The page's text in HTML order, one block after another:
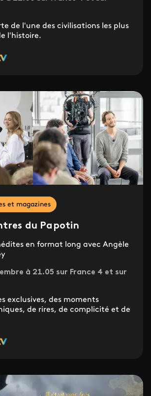
de l'une des civilisations les plus
l'histoire.
et magazines
du Papotin
en format long avec Angèle
à 21.05 sur France 4 et sur
exclusives, des moments
de rires, de complicité et de